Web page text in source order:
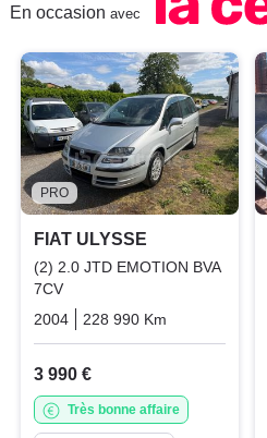
En occasion avec
PRO
FIAT ULYSSE
(2) 2.0 JTD EMOTION BVA
7CV
2004
228 990 Km
3 990 €
Très bonne affaire